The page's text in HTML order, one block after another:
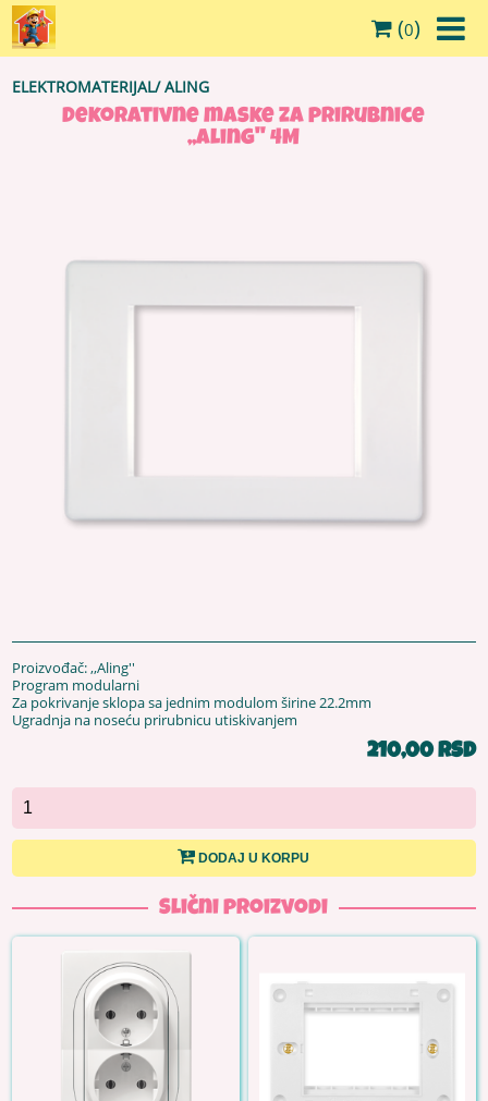
(0)
ELEKTROMATERIJAL/ALING
Dekorativne maske za prirubnice
,,Aling'' 4M
Proizvođač: ,,Aling''
Program modularni
Za pokrivanje sklopa sa jednim modulom širine 22.2mm
Ugradnja na noseću prirubnicu utiskivanjem
210,00 RSD
DODAJ U KORPU
Slični proizvodi